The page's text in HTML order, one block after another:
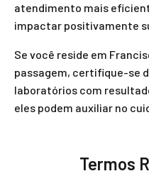
atendimento mais
impactar positivamente
Se você reside em
passagem, certifique-se
laboratórios com
eles podem auxiliar no
Termos